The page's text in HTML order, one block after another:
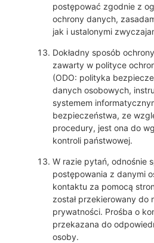
postępować zgodnie z
ochrony danych,
jak i ustalonymi
Dokładny sposób
zawarty w polityce
(ODO: polityka
danych osobowych,
systemem
bezpieczeństwa, ze
procedury, jest ona do
kontroli państwowej.
W razie pytań, odnośnie
postępowania z danymi
kontaktu za pomocą
został przekierowany do
prywatności. Prośba o
przekazana do
osoby.